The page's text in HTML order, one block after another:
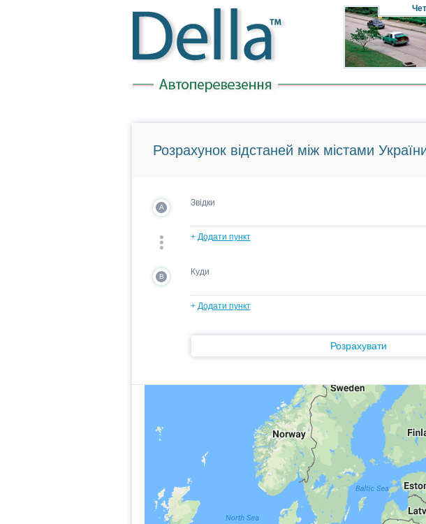
Розрахунок відстаней між містами
A Звідки
+ Додати пункт
B Куди
+ Додати пункт
Розрахувати